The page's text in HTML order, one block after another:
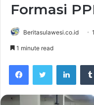
Formasi
Beritasulawesi.co.id
1 minute read